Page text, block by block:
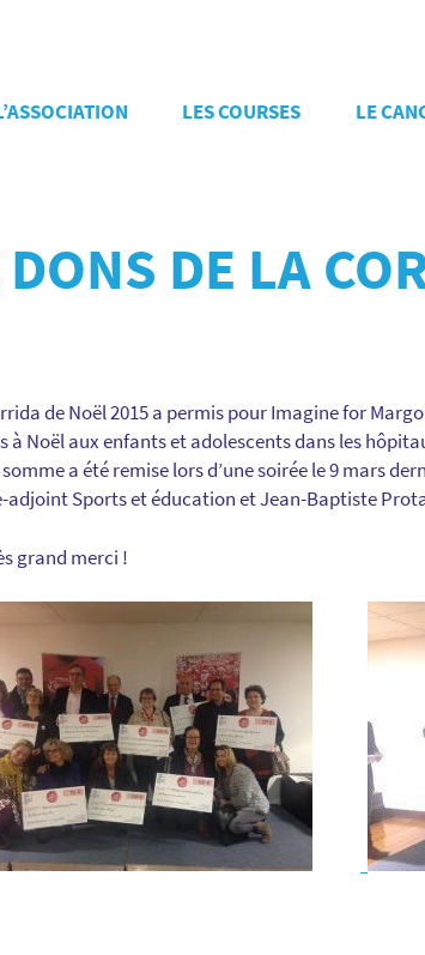
LES COURSES LE
DE LA
de Noël 2015 a permis pour Imagine for
à Noël aux enfants et adolescents dans les
a été remise lors d’une soirée le 9 mars
adjoint Sports et éducation et Jean-Baptiste
grand merci !